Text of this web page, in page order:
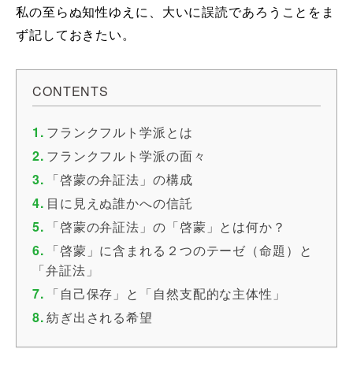
私の至らぬ知性ゆえに、大いに誤読であろうことをま
ず記しておきたい。
CONTENTS
フランクフルト学派とは
フランクフルト学派の面々
「啓蒙の弁証法」の構成
目に見えぬ誰かへの信託
「啓蒙の弁証法」の「啓蒙」とは何か？
「啓蒙」に含まれる２つのテーゼ（命題）と
「弁証法」
「自己保存」と「自然支配的な主体性」
紡ぎ出される希望